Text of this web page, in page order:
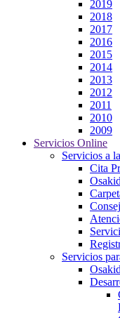
2019
2018
2017
2016
2015
2014
2013
2012
2011
2010
2009
Servicios Online
Servicios a
Cita
Servicios